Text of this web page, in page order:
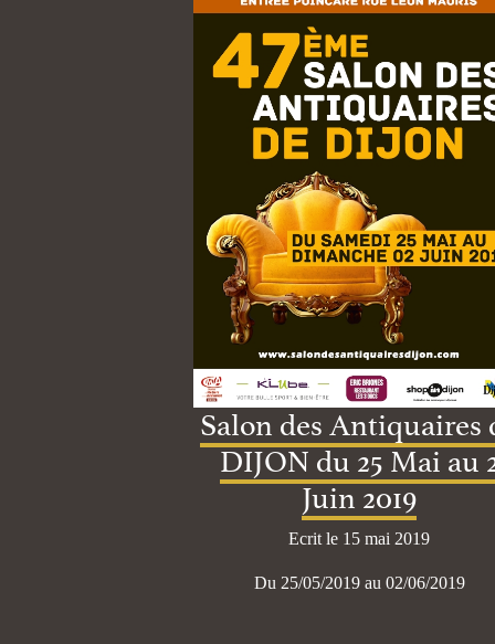
Salon des Antiquaires
DIJON du 25 Mai au
Juin 2019
Ecrit le 15 mai 2019
Du 25/05/2019 au 02/06/2019